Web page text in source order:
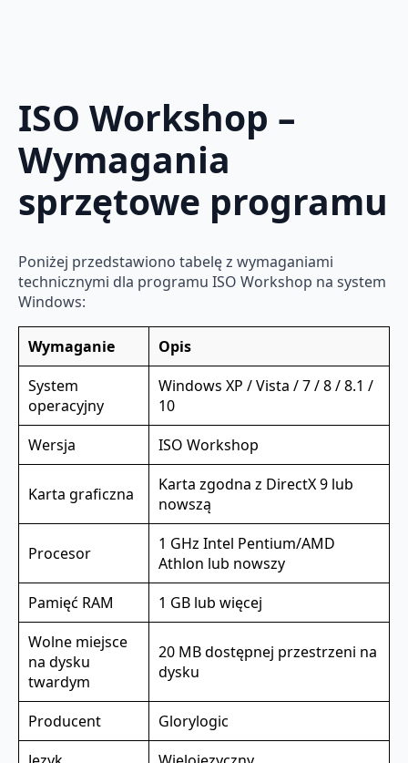
ISO Workshop –
Wymagania
sprzętowe programu
Poniżej przedstawiono tabelę z wymaganiami
technicznymi dla programu ISO Workshop na system
Windows:
Wymaganie
Opis
System
operacyjny
Windows XP / Vista / 7 / 8 / 8.1 /
10
Wersja
ISO Workshop
Karta graficzna
Karta zgodna z DirectX 9 lub
nowszą
Procesor
1 GHz Intel Pentium/AMD
Athlon lub nowszy
Pamięć RAM
1 GB lub więcej
Wolne miejsce
na dysku
twardym
20 MB dostępnej przestrzeni na
dysku
Producent
Glorylogic